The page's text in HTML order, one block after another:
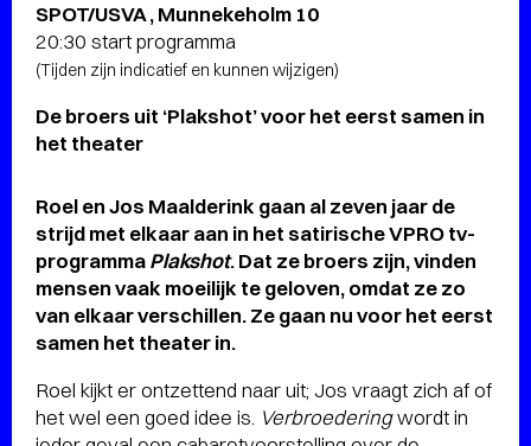
SPOT/USVA , Munnekeholm 10
20:30 start programma
(Tijden zijn indicatief en kunnen wijzigen)
De broers uit ‘Plakshot’ voor het eerst samen in
het theater
Roel en Jos Maalderink gaan al zeven jaar de
strijd met elkaar aan in het satirische VPRO tv-
programmaPlakshot. Dat ze broers zijn, vinden
mensen vaak moeilijk te geloven, omdat ze zo
van elkaar verschillen. Ze gaan nu voor het eerst
samen het theater in.
Roel kijkt er ontzettend naar uit; Jos vraagt zich af of
het wel een goed idee is. Verbroederingwordt in